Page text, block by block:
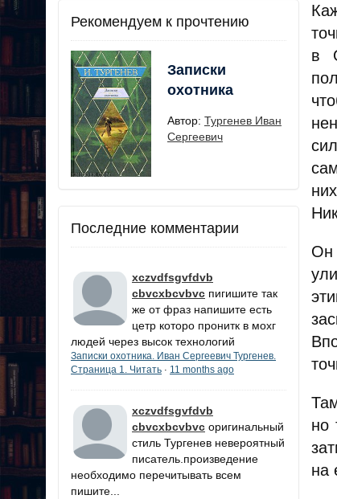
Рекомендуем к прочтению
Записки
охотника
Автор: Тургенев Иван
Сергеевич
Последние комментарии
xczvdfsgvfdvb
cbvcxbcvbvc пигишите так
же от фраз напишите есть
цетр которо пронитк в мохг
людей через высок технологий
Записки охотника. Иван Сергеевич Тургенев.
Страница 1. Читать · 11 months ago
xczvdfsgvfdvb
cbvcxbcvbvc оригинальный
стиль Тургенев невероятный
писатель.произведение
необходимо перечитывать всем
пишите...
в
Он
но
на